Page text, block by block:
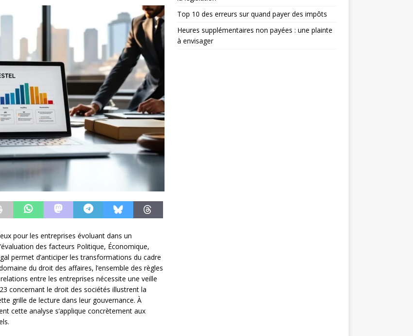
pour les entreprises évoluant dans un
des facteurs Politique, Économique,
permet d’anticiper les transformations du cadre
du droit des affaires, l’ensemble des règles
entre les entreprises nécessite une veille
concernant le droit des sociétés illustrent la
grille de lecture dans leur gouvernance. À
cette analyse s’applique concrètement aux
Top 10 des erreurs sur quand payer des impôts
Heures supplémentaires non payées : une plainte
à envisager